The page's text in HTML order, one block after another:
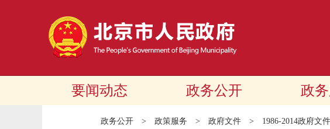
要闻动态 政务公开 政
政务公开 > 政策服务 > 政府文件 > 1986-2014政府文件